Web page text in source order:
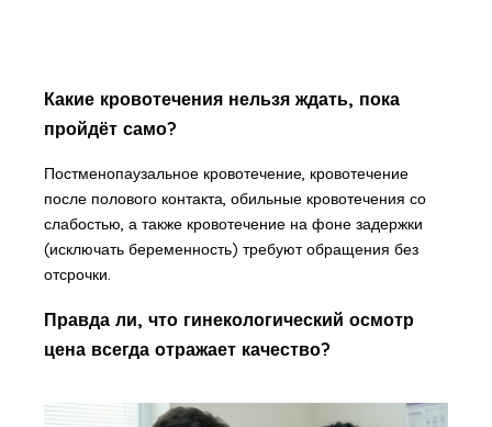
Какие кровотечения нельзя ждать, пока
пройдёт само?
Постменопаузальное кровотечение, кровотечение
после полового контакта, обильные кровотечения со
слабостью, а также кровотечение на фоне задержки
(исключать беременность) требуют обращения без
отсрочки.
Правда ли, что гинекологический осмотр
цена всегда отражает качество?